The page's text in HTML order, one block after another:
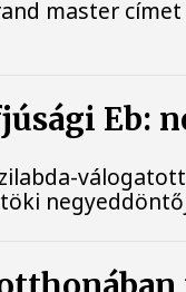
master
Eb: